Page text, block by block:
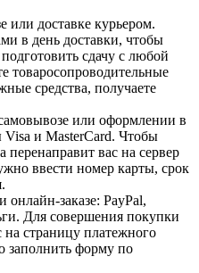
доставке курьером.
в день доставки, чтобы
сдачу с любой
средства, получаете
или оформлении в
Visa и MasterCard. Чтобы
перенаправит вас на сервер
ввести номер карты, срок
заказе: PayPal,
Для совершения покупки
на страницу платежного
заполнить форму по